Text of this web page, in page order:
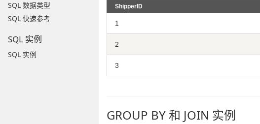
SQL 数据类型
SQL 快速参考
SQL 实例
SQL 实例
ShipperID
1
2
3
GROUP BY 和 JOIN 实例